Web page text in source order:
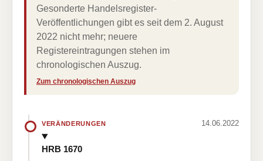
Gesonderte Handelsregister-
Veröffentlichungen gibt es seit dem 2. August
2022 nicht mehr; neuere
Registereintragungen stehen im
chronologischen Auszug.
Zum chronologischen Auszug
VERÄNDERUNGEN 14.06.2022
HRB 1670